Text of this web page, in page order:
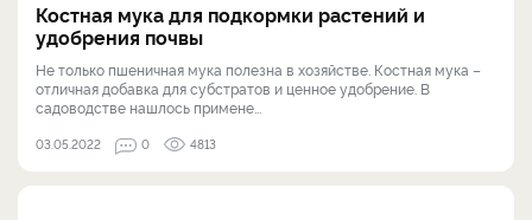
Костная мука для подкормки растений и
удобрения почвы
Не только пшеничная мука полезна в хозяйстве. Костная мука –
отличная добавка для субстратов и ценное удобрение. В
садоводстве нашлось примене...
03.05.2022 0 4813